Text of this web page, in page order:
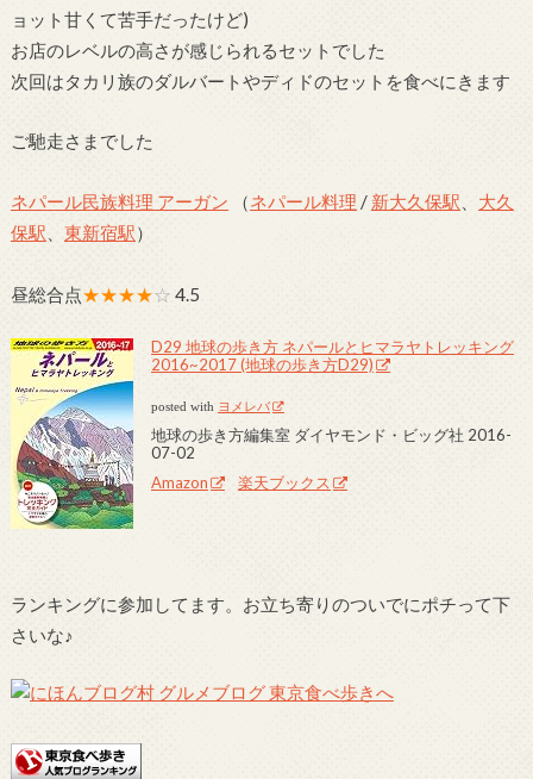
ョット甘くて苦手だったけど)
お店のレベルの高さが感じられるセットでした
次回はタカリ族のダルバートやディドのセットを食べにきます
ご馳走さまでした
ネパール民族料理 アーガン （ネパール料理 / 新大久保駅
大久
保駅
東新宿駅）
昼総合点★★★★☆ 4.5
D29 地球の歩き方 ネパールとヒマラヤトレッキング
2016~2017 (地球の歩き方D29)
posted with ヨメレバ
地球の歩き方編集室 ダイヤモンド・ビッグ社 2016-
07-02
Amazon
楽天ブックス
ランキングに参加してます。お立ち寄りのついでにポチって下
さいな♪